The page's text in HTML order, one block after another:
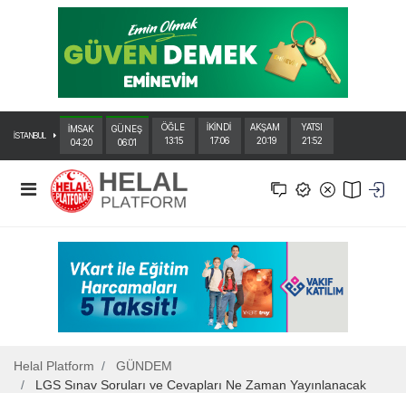
İSTANBUL
İMSAK
04:20
GÜNEŞ
06:01
ÖĞLE
13:15
İKİNDİ
17:06
AKŞAM
20:19
YATSI
21:52
Helal Platform
GÜNDEM
LGS Sınav Soruları ve Cevapları Ne Zaman Yayınlanacak